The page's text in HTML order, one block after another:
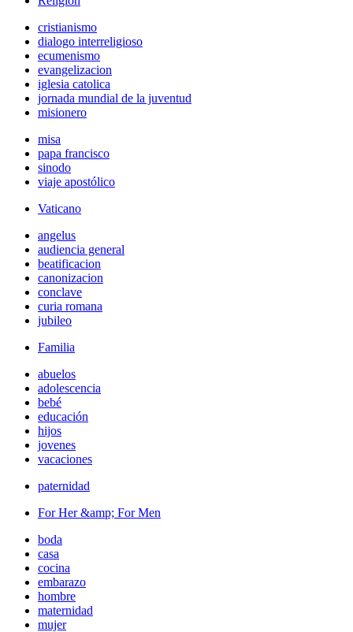
cristianismo
dialogo interreligioso
ecumenismo
evangelizacion
iglesia catolica
jornada mundial de la juventud
misionero
misa
papa francisco
sinodo
viaje apostólico
Vaticano
angelus
audiencia general
beatificacion
canonizacion
conclave
curia romana
jubileo
Familia
abuelos
adolescencia
bebé
educación
hijos
jovenes
vacaciones
paternidad
For Her &amp; For Men
boda
casa
cocina
embarazo
hombre
maternidad
mujer